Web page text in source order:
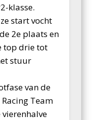
klasse.
start vocht
2e plaats en
top drie tot
stuur
van de
Team